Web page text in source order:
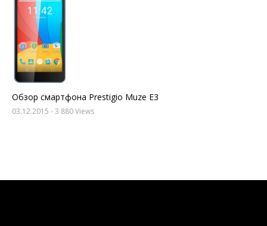
Обзор смартфона Prestigio Muze E3
03.12.2015 - 3 880 Views